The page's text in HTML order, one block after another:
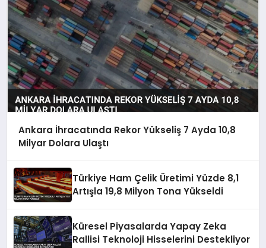
Ankara İhracatında Rekor Yükseliş 7 Ayda 10,8
Milyar Dolara Ulaştı
Türkiye Ham Çelik Üretimi Yüzde 8,1
Artışla 19,8 Milyon Tona Yükseldi
Küresel Piyasalarda Yapay Zeka
Rallisi Teknoloji Hisselerini Destekliyor